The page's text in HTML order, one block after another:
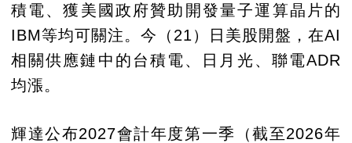
積電、獲美國政府贊助開發量子運算晶片的
IBM等均可關注。今（21）日美股開盤，在AI
相關供應鏈中的台積電、日月光、聯電ADR
均漲。
輝達公布2027會計年度第一季（截至2026年